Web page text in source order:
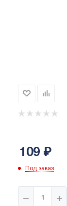
109 ₽
Под заказ